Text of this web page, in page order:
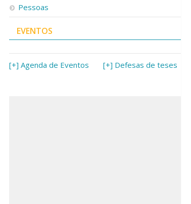
Pessoas
EVENTOS
[+] Agenda de Eventos [+] Defesas de teses